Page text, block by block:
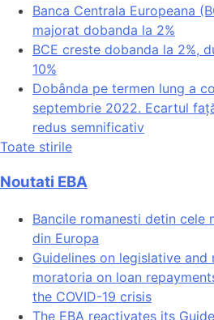
Banca Centrala Europeana
majorat dobanda la 2%
BCE creste dobanda la 2%,
10%
Dobânda pe termen lung a
septembrie 2022. Ecartul
redus semnificativ
Toate stirile
Noutati EBA
Bancile romanesti detin cele
din Europa
Guidelines on legislative
moratoria on loan
the COVID-19 crisis
The EBA reactivates its